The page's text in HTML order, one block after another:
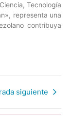
Tecnología
representa una
contribuya
siguiente